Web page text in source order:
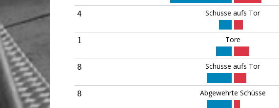
4 Schüsse aufs Tor
1 Tore
8 Schüsse aufs Tor
8 Abgewehrte Schüsse